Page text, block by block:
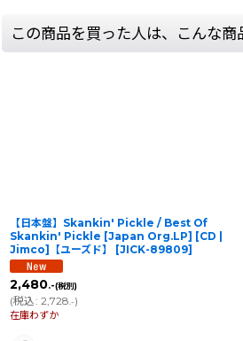
この商品を買った人は、こんな商
【日本盤】Skankin' Pickle / Best Of
Skankin' Pickle [Japan Org.LP] [CD |
Jimco]【ユーズド】
[JICK-89809]
2,480.-(税別)
(税込: 2,728 .-)
在庫わずか